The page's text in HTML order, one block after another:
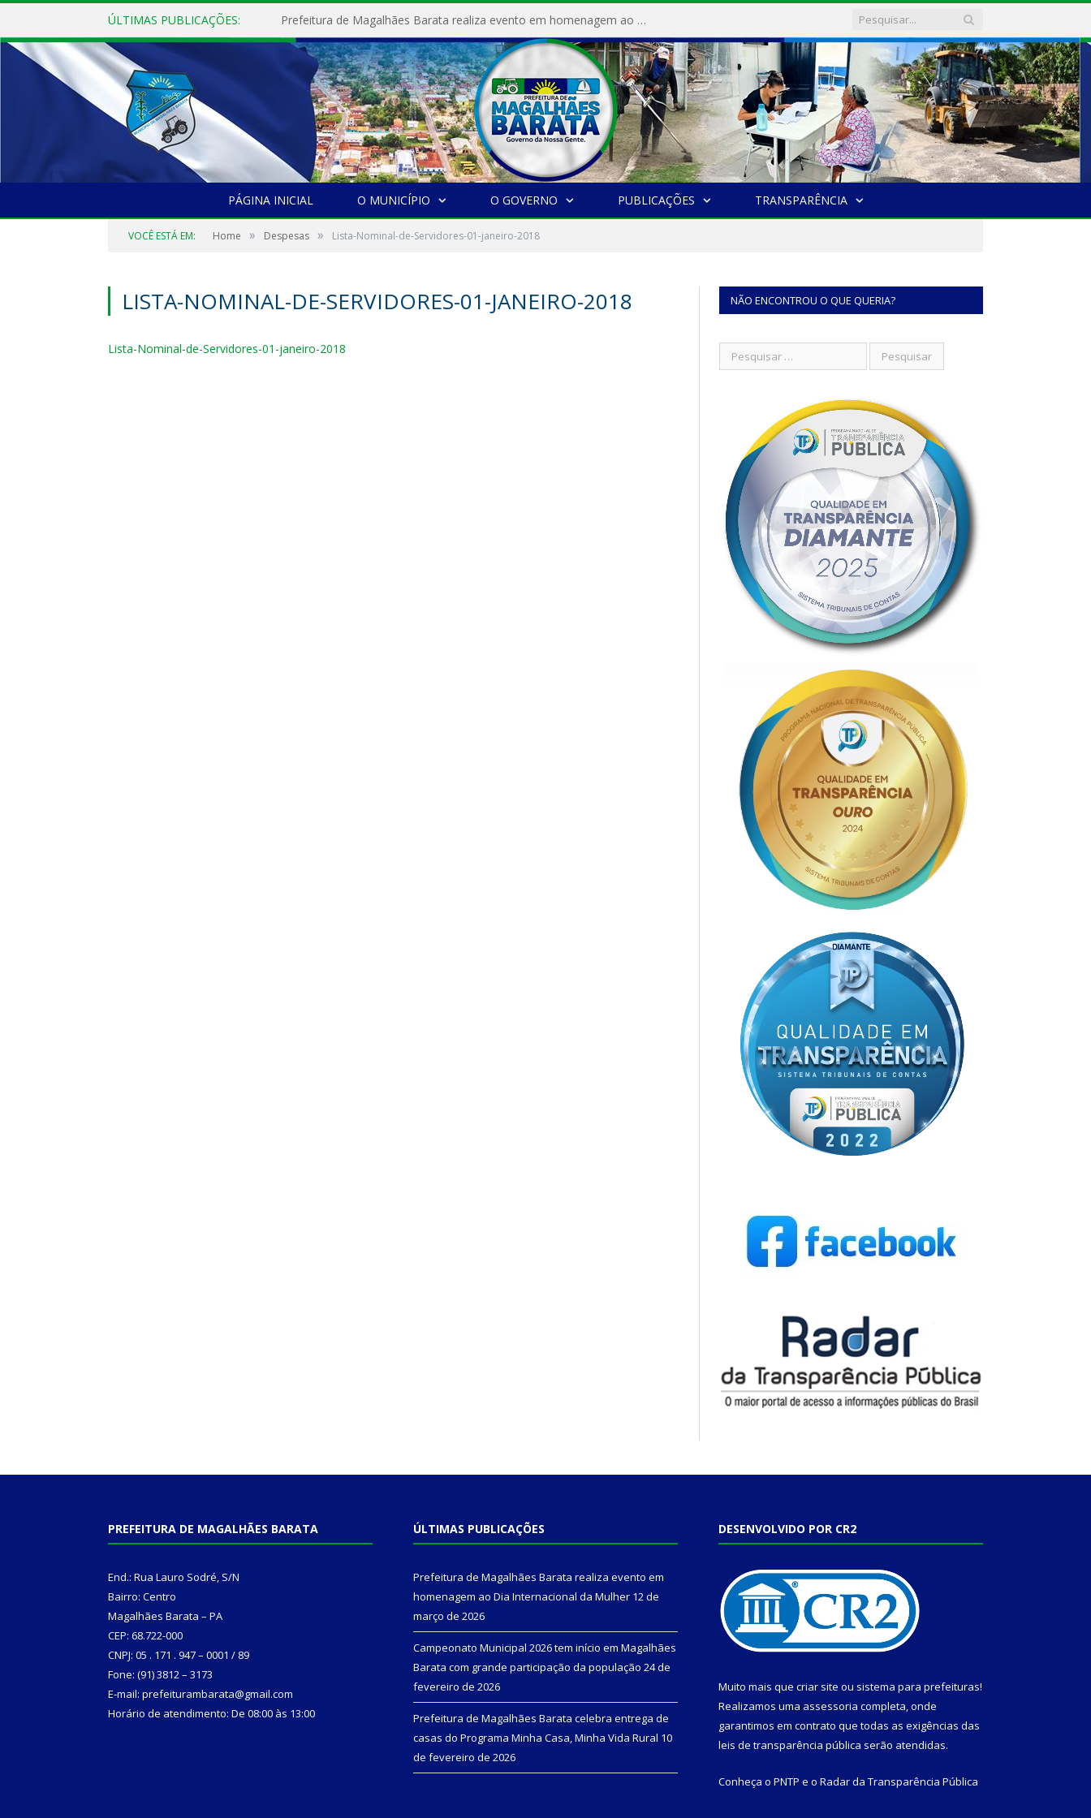
ÚLTIMAS PUBLICAÇÕES: Prefeitura de Magalhães Barata realiza evento em homenagem ao Dia Internacional da Mulher
PÁGINA INICIAL O MUNICÍPIO O GOVERNO PUBLICAÇÕES TRANSPARÊNCIA
VOCÊ ESTÁ EM: Home » Despesas » Lista-Nominal-de-Servidores-01-janeiro-2018
LISTA-NOMINAL-DE-SERVIDORES-01-JANEIRO-2018
Lista-Nominal-de-Servidores-01-janeiro-2018
NÃO ENCONTROU O QUE QUERIA?
PREFEITURA DE MAGALHÃES BARATA
End.: Rua Lauro Sodré, S/N
Bairro: Centro
Magalhães Barata – PA
CEP: 68.722-000
CNPJ: 05 . 171 . 947 – 0001 / 89
Fone: (91) 3812 – 3173
E-mail: prefeiturambarata@gmail.com
Horário de atendimento: De 08:00 às 13:00
ÚLTIMAS PUBLICAÇÕES
Prefeitura de Magalhães Barata realiza evento em
homenagem ao Dia Internacional da Mulher 12 de
março de 2026
Campeonato Municipal 2026 tem início em Magalhães
Barata com grande participação da população 24 de
fevereiro de 2026
Prefeitura de Magalhães Barata celebra entrega de
casas do Programa Minha Casa, Minha Vida Rural 10
de fevereiro de 2026
DESENVOLVIDO POR CR2
Muito mais que criar site ou sistema para prefeituras!
Realizamos uma assessoria completa, onde
garantimos em contrato que todas as exigências das
leis de transparência pública serão atendidas.
Conheça o PNTP e o Radar da Transparência Pública